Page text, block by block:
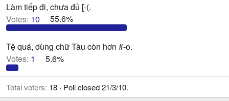
a
r
t
r
Làm tiếp đi, chưa đủ [-(.
Votes: 10 55.6%
Tệ quá, dùng chữ Tàu còn hơn #-o.
Votes: 1 5.6%
Total voters 18 Poll closed21/3/10.